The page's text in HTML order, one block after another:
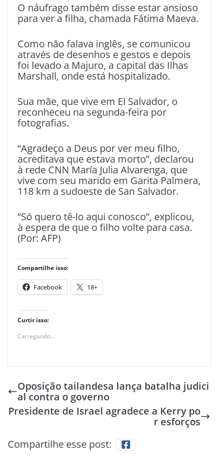
O náufrago também disse estar ansioso
para ver a filha, chamada Fátima Maeva.
Como não falava inglês, se comunicou
através de desenhos e gestos e depois
foi levado a Majuro, a capital das Ilhas
Marshall, onde está hospitalizado.
Sua mãe, que vive em El Salvador, o
reconheceu na segunda-feira por
fotografias.
“Agradeço a Deus por ver meu filho,
acreditava que estava morto”, declarou
à rede CNN María Julia Alvarenga, que
vive com seu marido em Garita Palmera,
118 km a sudoeste de San Salvador.
“Só quero tê-lo aqui conosco”, explicou,
à espera de que o filho volte para casa.
(Por: AFP)
Compartilhe isso:
Facebook 18+
Curtir isso:
Carregando...
Oposição tailandesa lança batalha judici
al contra o governo
Presidente de Israel agradece a Kerry po
r esforços
Compartilhe esse post: